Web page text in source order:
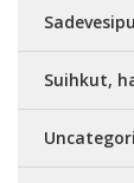
Suihkut,